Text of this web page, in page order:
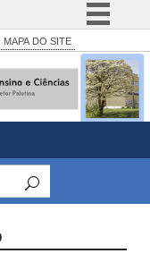
Simplifique!
BR
Participe
Legislação
Canais
MAPA DO SITE